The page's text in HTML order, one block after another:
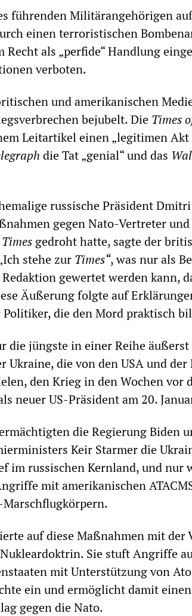
führenden Militärangehörigen
einen terroristischen
als „perfide“ Handlung
verboten.
und amerikanischen
bejubelt. Die Times
Leitartikel einen „legitimen Akt
die Tat „genial“ und das
russische Präsident
gegen Nato-Vertreter
Times gedroht hatte, sagte der
stehe zur Times“, was nur als
gewertet werden kann,
Äußerung folgte auf
Politiker, die den Mord praktisch
die jüngste in einer Reihe
Ukraine, die von den USA und
den Krieg in den Wochen vor
neuer US-Präsident am 20.
die Regierung Biden
Keir Starmer die
im russischen Kernland, und nur
mit amerikanischen
auf diese Maßnahmen mit der
Sie stuft Angriffe
mit Unterstützung von
ein und ermöglicht damit
gegen die Nato.